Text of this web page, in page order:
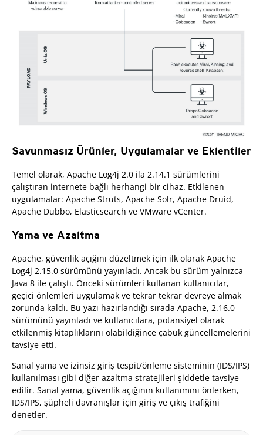
Savunmasız Ürünler, Uygulamalar ve Eklentiler
Temel olarak, Apache Log4j 2.0 ila 2.14.1 sürümlerini
çalıştıran internete bağlı herhangi bir cihaz. Etkilenen
uygulamalar: Apache Struts, Apache Solr, Apache Druid,
Apache Dubbo, Elasticsearch ve VMware vCenter.
Yama ve Azaltma
Apache, güvenlik açığını düzeltmek için ilk olarak Apache
Log4j 2.15.0 sürümünü yayınladı. Ancak bu sürüm yalnızca
Java 8 ile çalıştı. Önceki sürümleri kullanan kullanıcılar,
geçici önlemleri uygulamak ve tekrar tekrar devreye almak
zorunda kaldı. Bu yazı hazırlandığı sırada Apache, 2.16.0
sürümünü yayınladı ve kullanıcılara, potansiyel olarak
etkilenmiş kitaplıklarını olabildiğince çabuk güncellemelerini
tavsiye etti.
Sanal yama ve izinsiz giriş tespit/önleme sisteminin (IDS/IPS)
kullanılması gibi diğer azaltma stratejileri şiddetle tavsiye
edilir. Sanal yama, güvenlik açığının kullanımını önlerken,
IDS/IPS, şüpheli davranışlar için giriş ve çıkış trafiğini
denetler.